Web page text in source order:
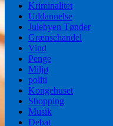
Kriminalitet
Uddannelse
Julebyen Tønder
Grænsehandel
Vind
Penge
Miljø
politi
Kongehuset
Shopping
Musik
Debat